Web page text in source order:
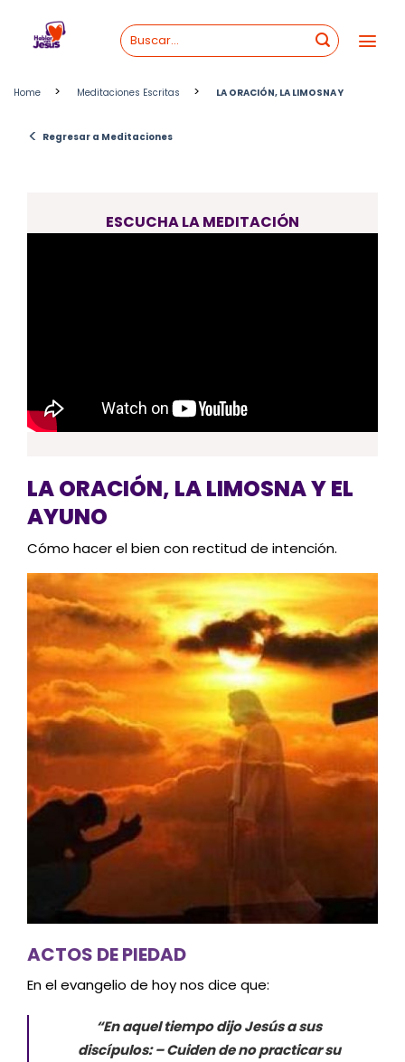
content
Home > Meditaciones Escritas > LA ORACIÓN, LA LIMOSNA Y
< Regresar a Meditaciones
ESCUCHA LA MEDITACIÓN
LA ORACIÓN, LA LIMOSNA Y EL
AYUNO
Cómo hacer el bien con rectitud de intención.
ACTOS DE PIEDAD
En el evangelio de hoy nos dice que:
“En aquel tiempo dijo Jesús a sus
discípulos: – Cuiden de no practicar su